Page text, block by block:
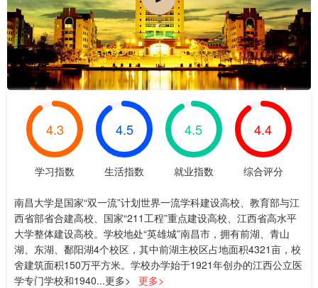
4.3
学习指数
4.5
生活指数
4.5
就业指数
4.4
综合评分
南昌大学是国家“双一流”计划世界一流学科建设高校、教育部与江
西省部省合建高校、国家“211工程”重点建设高校、江西省高水平
大学整体建设高校。学校地处“英雄城”南昌市，拥有前湖、青山
湖、东湖、鄱阳湖4个校区，其中前湖主校区占地面积4321亩，校
舍建筑面积150万平方米。学校办学始于1921年创办的江西公立医
学专门学校和1940...更多> 更多>